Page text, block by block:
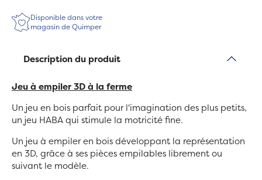
Disponible dans votre
magasin de Quimper
Description du produit
Jeu à empiler 3D à la ferme
Un jeu en bois parfait pour l'imagination des plus petits,
un jeu HABA qui stimule la motricité fine.
Un jeu à empiler en bois développant la représentation
en 3D, grâce à ses pièces empilables librement ou
suivant le modèle.